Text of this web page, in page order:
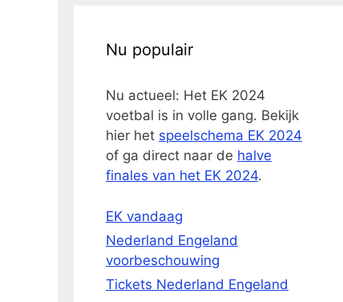
Nu populair
Nu actueel: Het EK 2024
voetbal is in volle gang. Bekijk
hier het speelschema EK 2024
of ga direct naar de halve
finales van het EK 2024.
EK vandaag
Nederland Engeland
voorbeschouwing
Tickets Nederland Engeland